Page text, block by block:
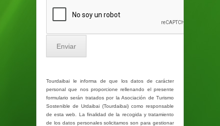
Tourdaibai le informa de que los datos de carácter
personal que nos proporcione rellenando el presente
formulario serán tratados por la Asociación de Turismo
Sostenible de Urdaibai (Tourdaibai) como responsable
de esta web. La finalidad de la recogida y tratamiento
de los datos personales solicitamos son para gestionar